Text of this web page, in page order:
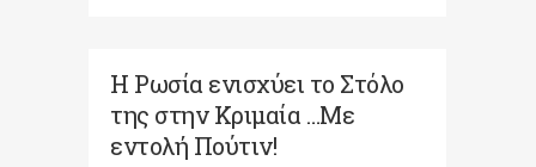
Η Ρωσία ενισχύει το Στόλο
της στην Κριμαία …Με
εντολή Πούτιν!